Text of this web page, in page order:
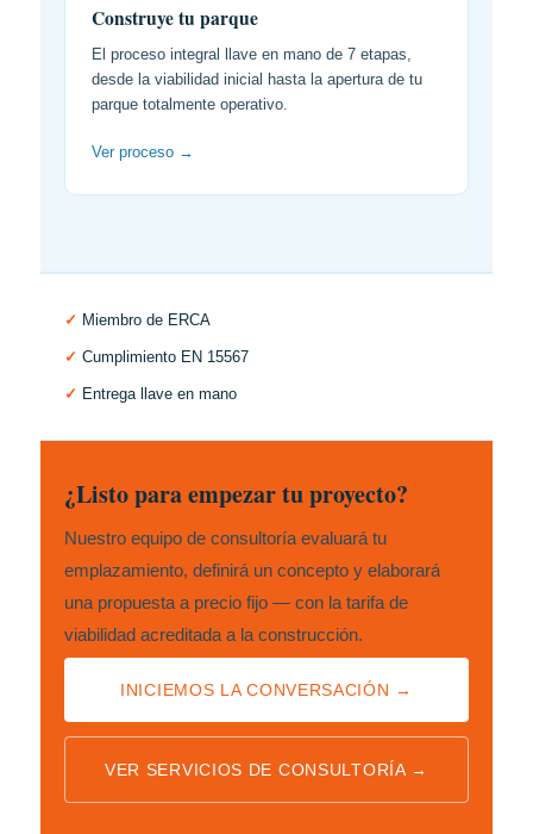
Construye tu parque
El proceso integral llave en mano de 7 etapas,
desde la viabilidad inicial hasta la apertura de tu
parque totalmente operativo.
Ver proceso →
✓ Miembro de ERCA
✓ Cumplimiento EN 15567
✓ Entrega llave en mano
¿Listo para empezar tu proyecto?
Nuestro equipo de consultoría evaluará tu
emplazamiento, definirá un concepto y elaborará
una propuesta a precio fijo — con la tarifa de
viabilidad acreditada a la construcción.
INICIEMOS LA CONVERSACIÓN →
VER SERVICIOS DE CONSULTORÍA →